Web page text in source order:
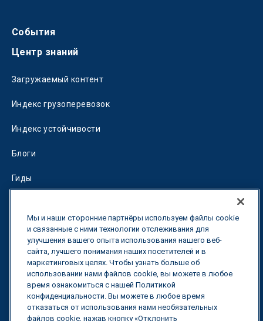
События
Центр знаний
Загружаемый контент
Индекс грузоперевозок
Индекс устойчивости
Блоги
Гиды
Калькулятор оптимизации перевозок
Тарифный трекер
Свяжитесь с нами
Мы и наши сторонние партнёры используем файлы cookie
и связанные с ними технологии отслеживания для
улучшения вашего опыта использования нашего веб-
сайта, лучшего понимания наших посетителей и в
маркетинговых целях. Чтобы узнать больше об
использовании нами файлов cookie, вы можете в любое
время ознакомиться с нашей Политикой
конфиденциальности. Вы можете в любое время
отказаться от использования нами необязательных
файлов cookie, нажав кнопку «Отклонить